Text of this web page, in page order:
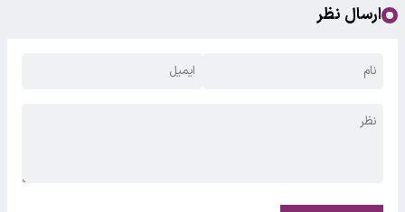
ارسال نظر